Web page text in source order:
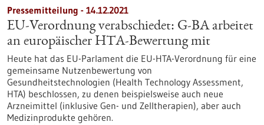
Pressemitteilung - 14.12.2021
EU-Verordnung verabschiedet: G-BA arbeitet
an europäischer HTA-Bewertung mit
Heute hat das EU-Parlament die EU-HTA-Verordnung für eine
gemeinsame Nutzenbewertung von
Gesundheitstechnologien (Health Technology Assessment,
HTA) beschlossen, zu denen beispielsweise auch neue
Arzneimittel (inklusive Gen- und Zelltherapien), aber auch
Medizinprodukte gehören.